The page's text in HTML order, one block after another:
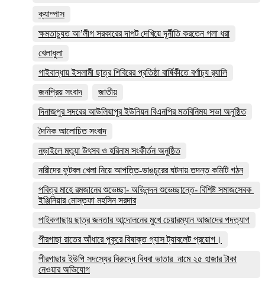
ক্যাম্পাস
ক্ষমতাচ্যুত আ’লীগ সরকারের দাপট দেখিয়ে দূর্নীতি করতেন গলা ধরা
খেলাধুলা
গাইবান্ধায় ইসলামী ছাত্র শিবিরের প্রতিষ্ঠা বার্ষিকীতে বর্ণাঢ্য র‌্যালি
জনপ্রিয় সংবাদ
জাতীয়
দিনাজপুর সদরের আউলিয়াপুর ইউনিয়ন বিএনপির মতবিনিময় সভা অনুষ্ঠিত
দৈনিক আলোচিত সংবাদ
নড়াইলে মতুয়া উৎসব ও হরিনাম সংকীর্তন অনুষ্ঠিত
নারীদের ফুটবল খেলা নিয়ে আপত্তি-ভাঙচুরের ঘটনায় তদন্ত কমিটি গঠন
পবিত্র মাহে রমজানের শুভেচ্ছা- অভিনন্দন শুভেচ্ছান্তে- বিশিষ্ট সমাজসেবক
ইঞ্জিনিয়ার মোস্তফা মহসিন সরদার
পাইকগাছায় ছাত্র জনতার আন্দোলনের মুখে চেয়ারম্যান আজাদের পদত্যাগ
পীরগাছা রাতের আঁধারে পুকুরে বিষাক্ত গ্যাস ট্যাবলেট প্রয়োগ।
পীরগাছায় ইউপি সদস্যের বিরুদ্ধে বিধবা ভাতার নামে ২৫ হাজার টাকা
নেওয়ার অভিযোগ